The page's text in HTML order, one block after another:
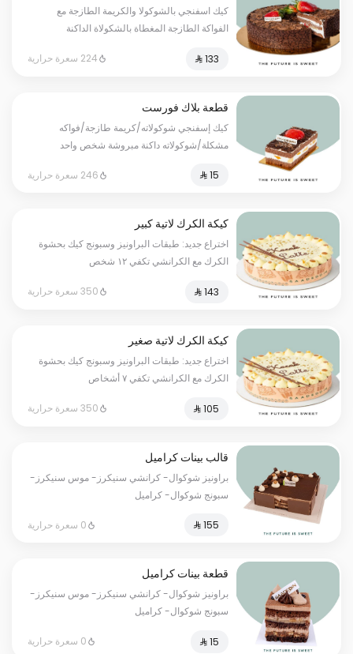
كيك اسفنجي بالشوكولا والكريمة الطازجة مع
الفواكة الطازجة المغطاة بالشكولاة الداكنة
الحساسية : قد يحتوي على ( الجلوتين - المكسرات
224 سعرة حرارية
قطعة بلاك فورست
كيك إسفنجي شوكولاته/كريمة طازجة/فواكه
مشكلة/شوكولاته داكنة مبروشة شخص واحد
246 سعرة حرارية
كيكة الكرك لاتية كبير
اختراع جديد: طبقات البراونيز وسبونج كيك بحشوة
الكرك مع الكرانشي تكفي ١٢ شخص
350 سعرة حرارية
كيكة الكرك لاتية صغير
اختراع جديد: طبقات البراونيز وسبونج كيك بحشوة
الكرك مع الكرانشي تكفي ٧ أشخاص
350 سعرة حرارية
قالب بينات كراميل
براونيز شوكوال- كرانشي سنيكرز- موس سنيكرز-
سبونج شوكوال- كراميل
0 سعرة حرارية
قطعة بينات كراميل
براونيز شوكوال- كرانشي سنيكرز- موس سنيكرز-
سبونج شوكوال- كراميل
0 سعرة حرارية